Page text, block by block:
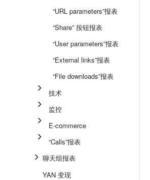
“URL parameters”报表
“Share” 按钮报表
“User parameters”报表
“External links”报表
“File downloads”报表
技术
监控
E-commerce
“Calls”报表
聊天组报表
YAN 变现